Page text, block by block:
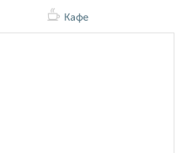
Кафе